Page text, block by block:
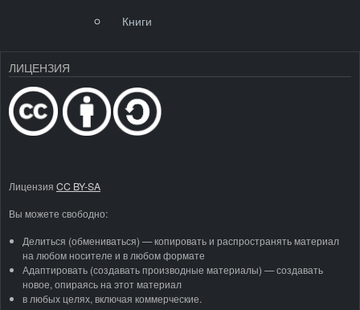
Книги
ЛИЦЕНЗИЯ
Лицензия CC BY-SA
Вы можете свободно:
Делиться (обмениваться) — копировать и распространять материал
на любом носителе и в любом формате
Адаптировать (создавать производные материалы) — создавать
новое, опираясь на этот материал
в любых целях, включая коммерческие.